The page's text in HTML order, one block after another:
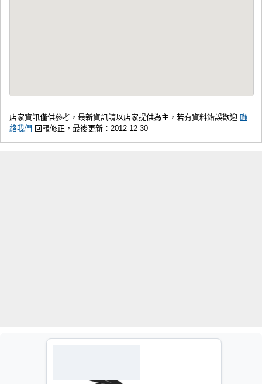
店家資訊僅供參考，最新資訊請以店家提供為主，若有資料錯誤歡迎 聯
絡我們 回報修正，最後更新：2012-12-30